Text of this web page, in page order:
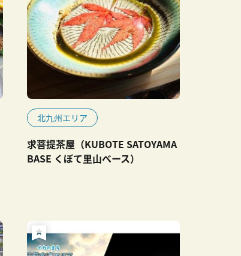
北九州エリア
求菩提茶屋（KUBOTE SATOYAMA
BASE くぼて里山べース）